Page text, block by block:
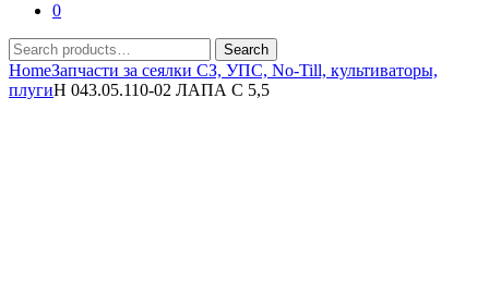
0
Search
for:
Search
HomeЗапчасти за сеялки СЗ, УПС, No-Till, культиваторы,
плугиН 043.05.110-02 ЛАПА С 5,5